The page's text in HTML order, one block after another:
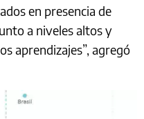
en presencia de
a niveles altos y
aprendizajes”, agregó